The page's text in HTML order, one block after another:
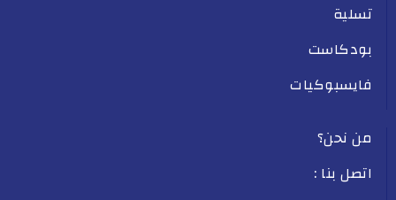
تسلية
بودكاست
فايسبوكيات
من نحن؟
اتصل بنا :